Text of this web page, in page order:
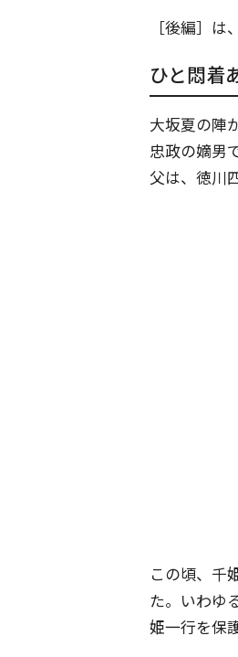
［後編］
ひと悶着
大坂夏の陣
忠政の嫡男
父は、徳川
この頃、千
た。いわゆ
姫一行を保